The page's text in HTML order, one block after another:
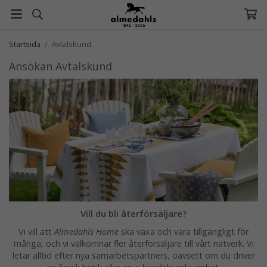
Startsida / Avtalskund
Ansökan Avtalskund
Vill du bli återförsäljare?
Vi vill att Almedahls Home ska växa och vara tillgängligt för
många, och vi välkomnar fler återförsäljare till vårt nätverk. Vi
letar alltid efter nya samarbetspartners, oavsett om du driver